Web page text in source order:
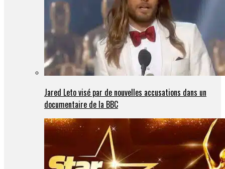
Jared Leto visé par de nouvelles accusations dans un
documentaire de la BBC